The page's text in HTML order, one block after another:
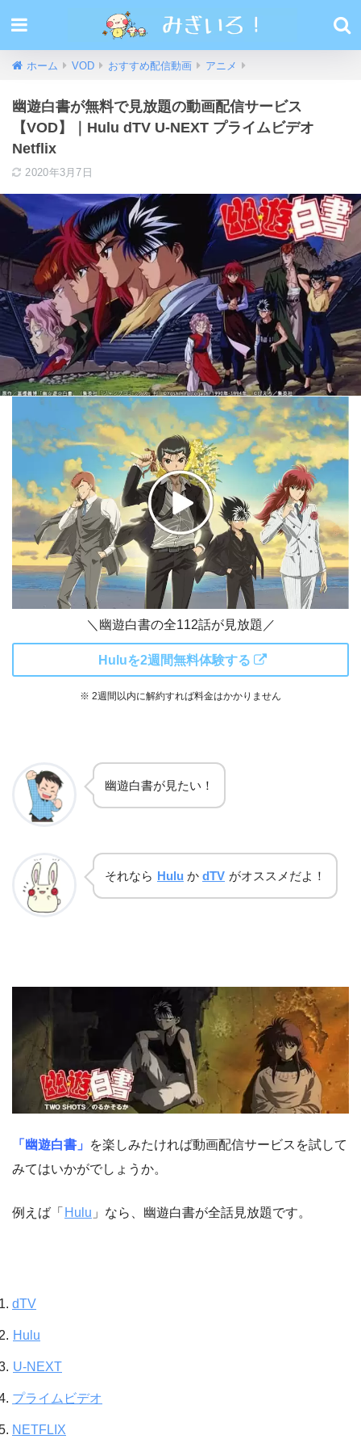
ホーム VOD おすすめ配信動画 アニメ
幽遊白書が無料で見放題の動画配信サービス
【VOD】｜Hulu dTV U-NEXT プライムビデオ
Netflix
2020年3月7日
＼幽遊白書の全112話が見放題／
Huluを2週間無料体験する
※ 2週間以内に解約すれば料金はかかりません
幽遊白書が見たい！
それなら Hulu か dTV がオススメだよ！
「幽遊白書」
を楽しみたければ動画配信サービスを試して
みてはいかがでしょうか。
例えば「 Hulu 」なら、幽遊白書が全話見放題です。
dTV
Hulu
U-NEXT
プライムビデオ
NETFLIX